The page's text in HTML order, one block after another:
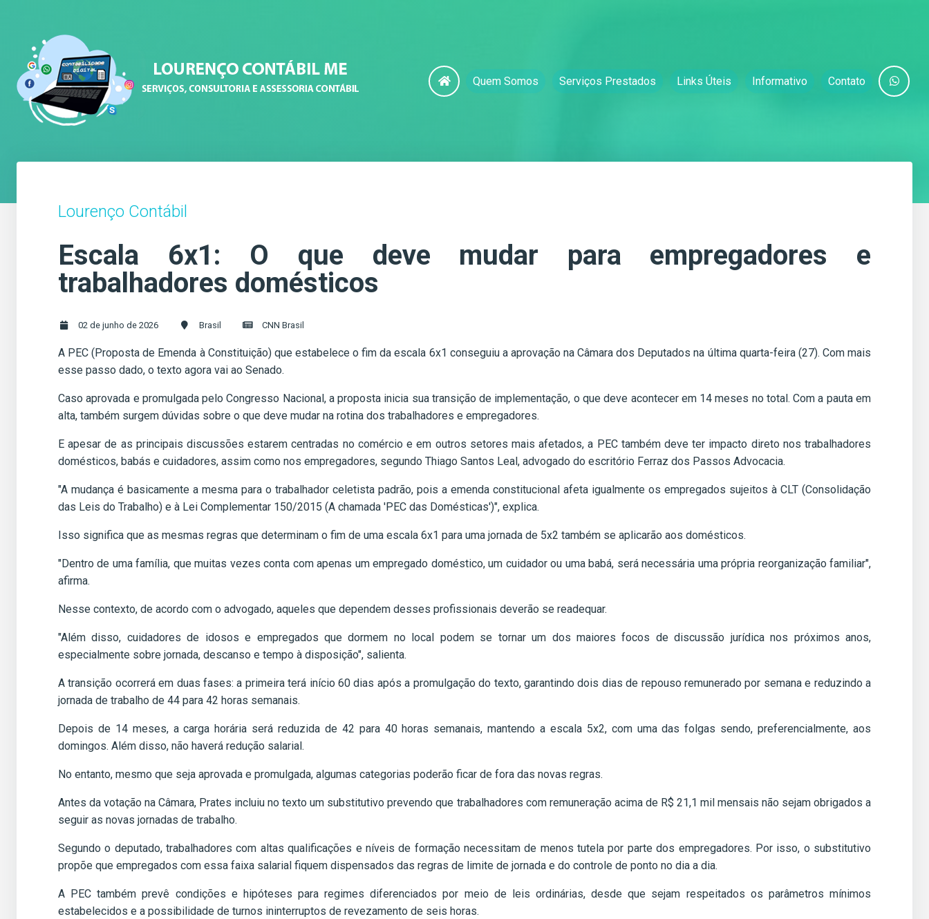
Quem Somos Serviços Prestados Links Úteis Informativo Contato
Lourenço Contábil
Escala 6x1: O que deve mudar para empregadores e
trabalhadores domésticos
02 de junho de 2026 Brasil CNN Brasil
A PEC (Proposta de Emenda à Constituição) que estabelece o fim da escala 6x1 conseguiu a aprovação na Câmara dos Deputados na última quarta-feira (27). Com mais
esse passo dado, o texto agora vai ao Senado.
Caso aprovada e promulgada pelo Congresso Nacional, a proposta inicia sua transição de implementação, o que deve acontecer em 14 meses no total. Com a pauta em
alta, também surgem dúvidas sobre o que deve mudar na rotina dos trabalhadores e empregadores.
E apesar de as principais discussões estarem centradas no comércio e em outros setores mais afetados, a PEC também deve ter impacto direto nos trabalhadores
domésticos, babás e cuidadores, assim como nos empregadores, segundo Thiago Santos Leal, advogado do escritório Ferraz dos Passos Advocacia.
"A mudança é basicamente a mesma para o trabalhador celetista padrão, pois a emenda constitucional afeta igualmente os empregados sujeitos à CLT (Consolidação
das Leis do Trabalho) e à Lei Complementar 150/2015 (A chamada 'PEC das Domésticas')", explica.
Isso significa que as mesmas regras que determinam o fim de uma escala 6x1 para uma jornada de 5x2 também se aplicarão aos domésticos.
"Dentro de uma família, que muitas vezes conta com apenas um empregado doméstico, um cuidador ou uma babá, será necessária uma própria reorganização familiar",
afirma.
Nesse contexto, de acordo com o advogado, aqueles que dependem desses profissionais deverão se readequar.
"Além disso, cuidadores de idosos e empregados que dormem no local podem se tornar um dos maiores focos de discussão jurídica nos próximos anos,
especialmente sobre jornada, descanso e tempo à disposição", salienta.
A transição ocorrerá em duas fases: a primeira terá início 60 dias após a promulgação do texto, garantindo dois dias de repouso remunerado por semana e reduzindo a
jornada de trabalho de 44 para 42 horas semanais.
Depois de 14 meses, a carga horária será reduzida de 42 para 40 horas semanais, mantendo a escala 5x2, com uma das folgas sendo, preferencialmente, aos
domingos. Além disso, não haverá redução salarial.
No entanto, mesmo que seja aprovada e promulgada, algumas categorias poderão ficar de fora das novas regras.
Antes da votação na Câmara, Prates incluiu no texto um substitutivo prevendo que trabalhadores com remuneração acima de R$ 21,1 mil mensais não sejam obrigados a
seguir as novas jornadas de trabalho.
Segundo o deputado, trabalhadores com altas qualificações e níveis de formação necessitam de menos tutela por parte dos empregadores. Por isso, o substitutivo
propõe que empregados com essa faixa salarial fiquem dispensados das regras de limite de jornada e do controle de ponto no dia a dia.
A PEC também prevê condições e hipóteses para regimes diferenciados por meio de leis ordinárias, desde que sejam respeitados os parâmetros mínimos
estabelecidos e a possibilidade de turnos ininterruptos de revezamento de seis horas.